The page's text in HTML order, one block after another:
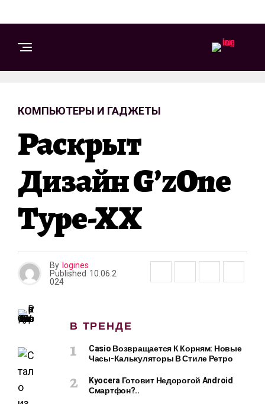
КОМПЬЮТЕРЫ И ГАДЖЕТЫ
Раскрыт
Дизайн G’zOne
Type-XX
By logines
Published 10.06.2
024
В ТРЕНДЕ
Casio Возвращается К Корням: Новые
Часы-Калькуляторы В Стиле Ретро
Kyocera Готовит Недорогой Android
Смартфон?..